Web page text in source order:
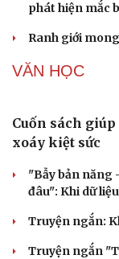
Du lịch
Săn Tour
check-in
phát hiện mắc
Ranh giới
VĂN HỌC